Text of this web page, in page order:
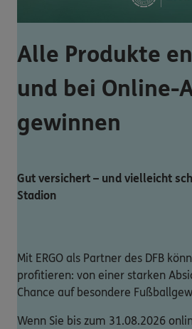
Alle Produkte
und bei Online-
gewinnen
Gut versichert – und vielleicht
Stadion
Mit ERGO als Partner des DFB
profitieren: von einer starken
Chance auf besondere
Wenn Sie bis zum 31.08.2026